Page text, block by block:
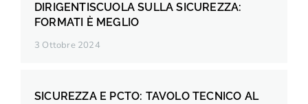
DIRIGENTISCUOLA SULLA SICUREZZA:
FORMATI È MEGLIO
3 Ottobre 2024
SICUREZZA E PCTO: TAVOLO TECNICO AL